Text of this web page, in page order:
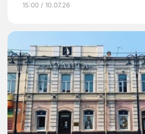
15:00 / 10.07.26